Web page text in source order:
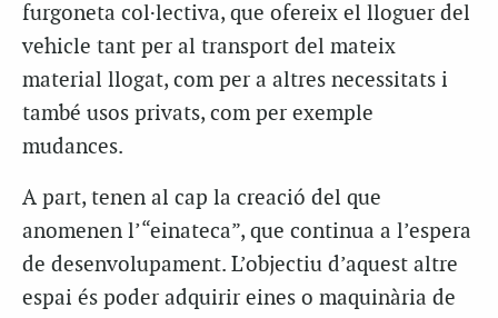
furgoneta col·lectiva, que ofereix el lloguer del
vehicle tant per al transport del mateix
material llogat, com per a altres necessitats i
també usos privats, com per exemple
mudances.
A part, tenen al cap la creació del que
anomenen l’“einateca”, que continua a l’espera
de desenvolupament. L’objectiu d’aquest altre
espai és poder adquirir eines o maquinària de